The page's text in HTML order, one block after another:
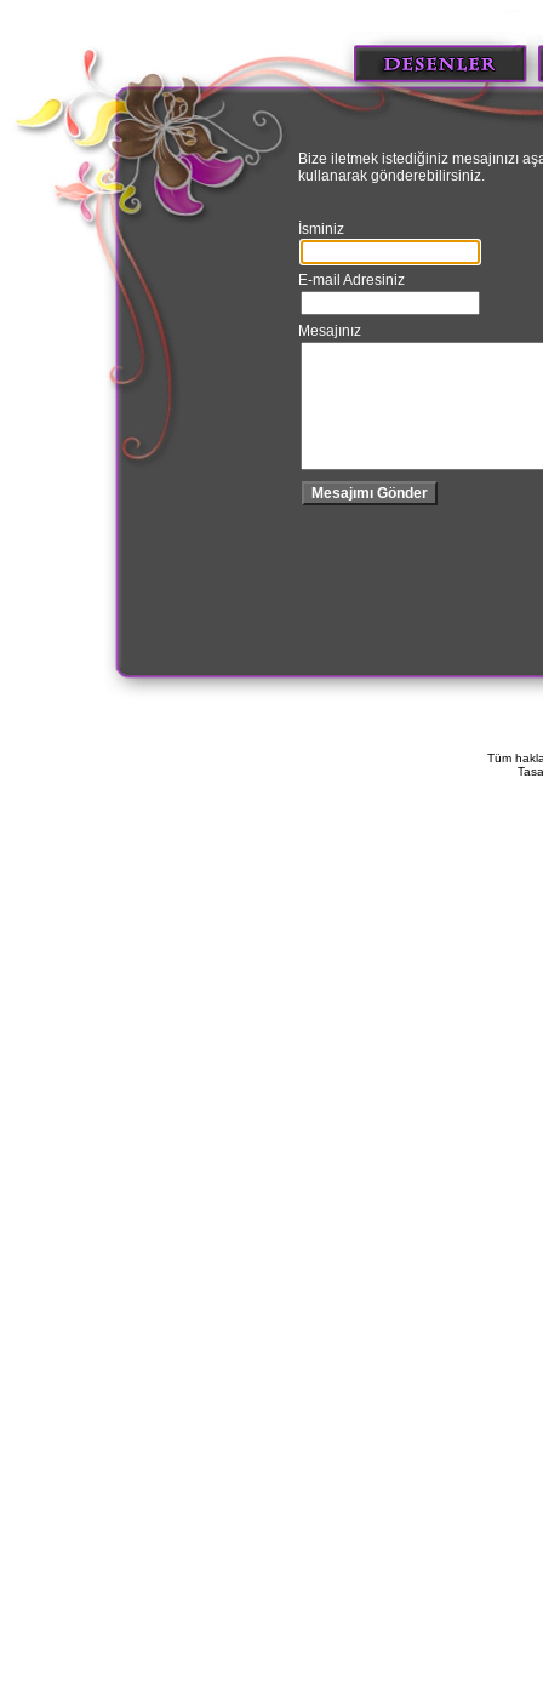
Bize iletmek istediğiniz mesajınızı
kullanarak gönderebilirsiniz.
İsminiz
E-mail Adresiniz
Mesajınız
Tüm